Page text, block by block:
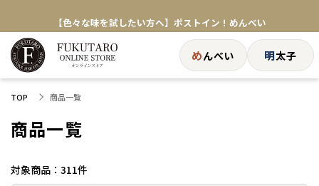
【色々な味を試したい方へ】ポストイン！めんべい
送料全国一律770円！10,800円以上で送料無料
めんべい 明太子
TOP 商品一覧
商品一覧
311件